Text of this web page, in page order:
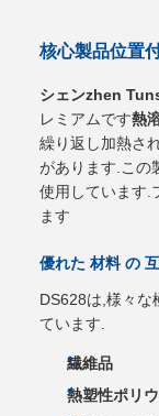
核心製品位置
シェンzhen
レミアムです熱
繰り返し加熱さ
があります.この
使用しています.
ます
優れた 材料 の
DS628は,様々な
ています.
繊維品
熱塑性ポリ